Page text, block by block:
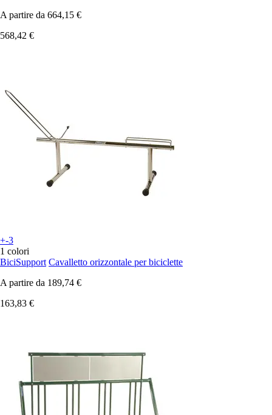
A partire da 664,15 €
568,42 €
+-3
1 colori
BiciSupport Cavalletto orizzontale per biciclette
A partire da 189,74 €
163,83 €